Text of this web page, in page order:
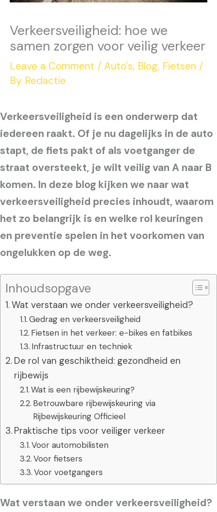
Verkeersveiligheid: hoe we
samen zorgen voor veilig verkeer
Leave a Comment / Auto's, Blog, Fietsen /
By Redactie
Verkeersveiligheid is een onderwerp dat
iedereen raakt. Of je nu dagelijks in de auto
stapt, de fiets pakt of als voetganger de
straat oversteekt, je wilt veilig van A naar B
komen. In deze blog kijken we naar wat
verkeersveiligheid precies inhoudt, waarom
het zo belangrijk is en welke rol keuringen
en preventie spelen in het voorkomen van
ongelukken op de weg.
Inhoudsopgave
Wat verstaan we onder verkeersveiligheid?
Gedrag en verkeersveiligheid
Fietsen in het verkeer: e-bikes en fatbikes
Infrastructuur en techniek
De rol van geschiktheid: gezondheid en
rijbewijs
Wat is een rijbewijskeuring?
Betrouwbare rijbewijskeuring via
Rijbewijskeuring Officieel
Praktische tips voor veiliger verkeer
Voor automobilisten
Voor fietsers
Voor voetgangers
Wat verstaan we onder verkeersveiligheid?